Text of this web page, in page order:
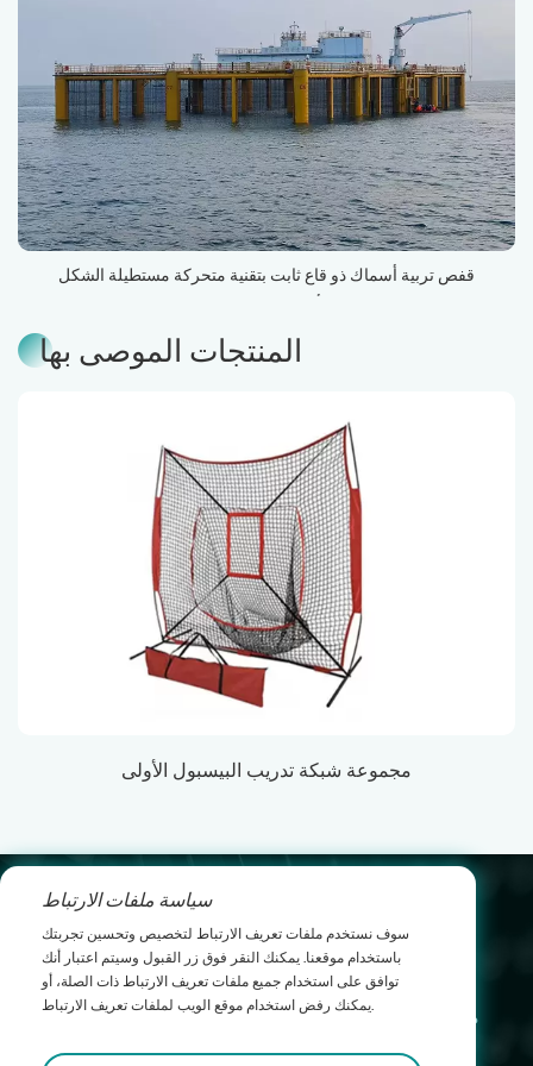
قفص تربية أسماك ذو قاع ثابت بتقنية متحركة مستطيلة الشكل
المنتجات الموصى بها
مجموعة شبكة تدريب البيسبول الأولى
leo@yichenwykj.com
17689975111
المبنى B1، منطقة سودا الصناعية، بلدة تايمي، مقاطعة
بولو، مدينة هويتشو
سياسة ملفات الارتباط
سوف نستخدم ملفات تعريف الارتباط لتخصيص وتحسين تجربتك
باستخدام موقعنا. يمكنك النقر فوق زر القبول وسيتم اعتبار أنك
توافق على استخدام جميع ملفات تعريف الارتباط ذات الصلة، أو